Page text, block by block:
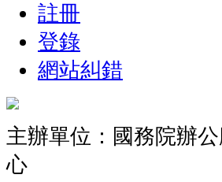
註冊
登錄
網站糾錯
主辦單位：國務院辦
心